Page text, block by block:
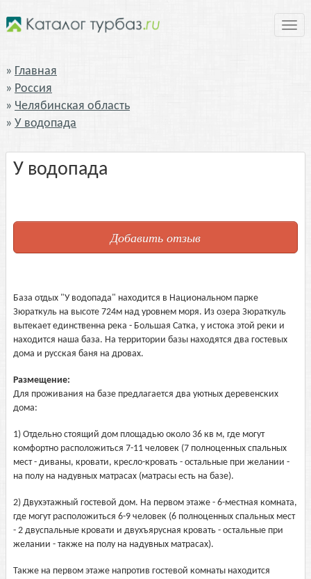
Главная
Россия
Челябинская область
У водопада
У водопада
Добавить отзыв
База отдых "У водопада" находится в Национальном парке
Зюраткуль на высоте 724м над уровнем моря. Из озера Зюраткуль
вытекает единственна река - Большая Сатка, у истока этой реки и
находится наша база. На территории базы находятся два гостевых
дома и русская баня на дровах.
Размещение:
Для проживания на базе предлагается два уютных деревенских
дома:
1) Отдельно стоящий дом площадью около 36 кв м, где могут
комфортно расположиться 7-11 человек (7 полноценных спальных
мест - диваны, кровати, кресло-кровать - остальные при желании -
на полу на надувных матрасах (матрасы есть на базе).
2) Двухэтажный гостевой дом. На первом этаже - 6-местная комната,
где могут расположиться 6-9 человек (6 полноценных спальных мест
- 2 двуспальные кровати и двухъярусная кровать - остальные при
желании - также на полу на надувных матрасах).
Также на первом этаже напротив гостевой комнаты находится